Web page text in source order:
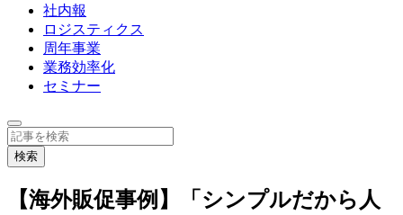
社内報
ロジスティクス
周年事業
業務効率化
セミナー
【海外販促事例】「シンプルだから人